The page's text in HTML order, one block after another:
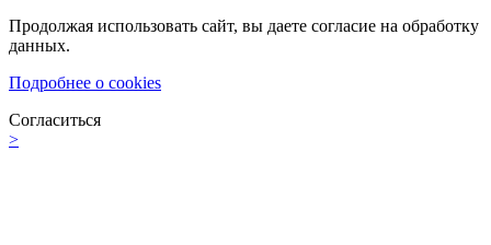
Продолжая использовать сайт, вы даете согласие на обработку
данных.
Подробнее о cookies
Согласиться
>